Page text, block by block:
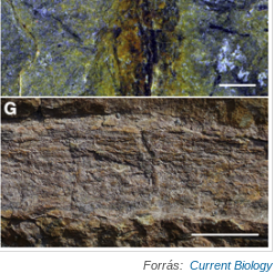
Forrás: Current Biology